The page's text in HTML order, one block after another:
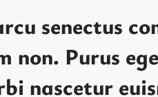
senectus
non. Purus
nascetur